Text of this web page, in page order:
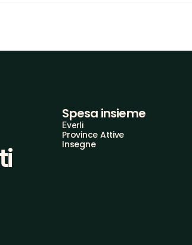
Spesa insieme
Everli
Province Attive
Insegne